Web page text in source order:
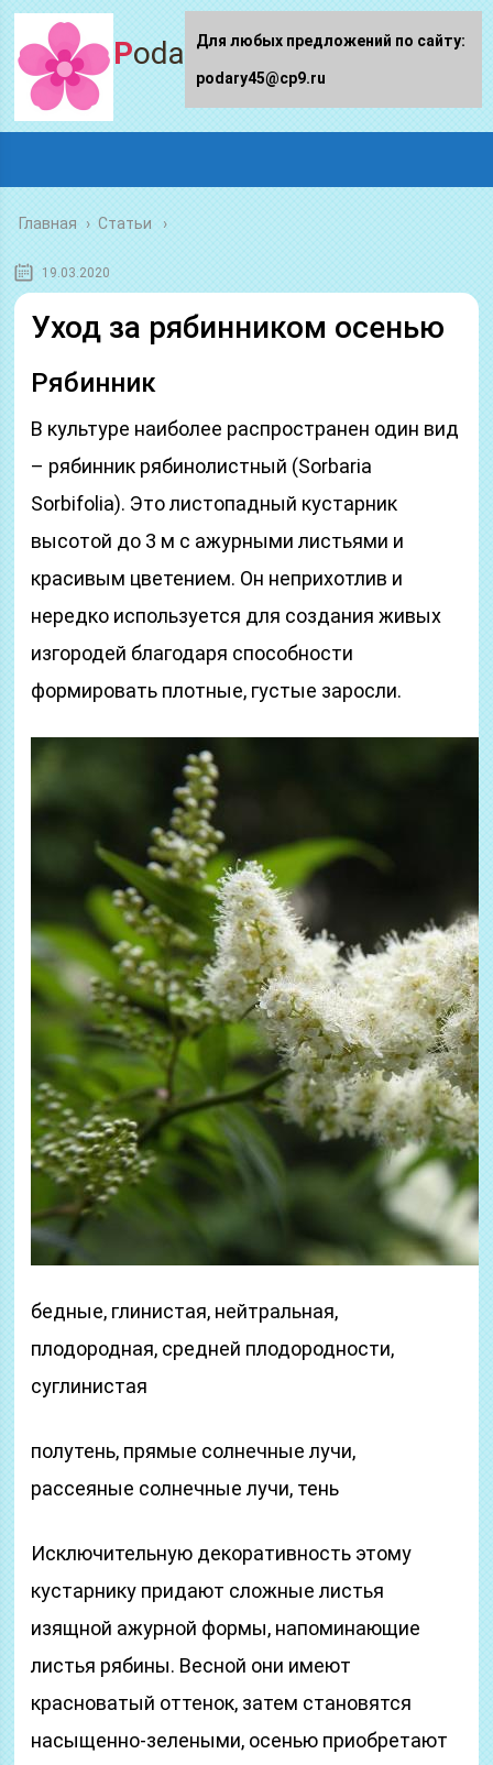
Podary45.ru
Главная › Статьи
19.03.2020
Уход за рябинником осенью
Рябинник
В культуре наиболее распространен один вид
– рябинник рябинолистный (Sorbaria
Sorbifolia). Это листопадный кустарник
высотой до 3 м с ажурными листьями и
красивым цветением. Он неприхотлив и
нередко используется для создания живых
изгородей благодаря способности
формировать плотные, густые заросли.
бедные, глинистая, нейтральная,
плодородная, средней плодородности,
суглинистая
полутень, прямые солнечные лучи,
рассеяные солнечные лучи, тень
Исключительную декоративность этому
кустарнику придают сложные листья
изящной ажурной формы, напоминающие
листья рябины. Весной они имеют
красноватый оттенок, затем становятся
насыщенно-зелеными, осенью приобретают
Для любых предложений по сайту:
podary45@cp9.ru